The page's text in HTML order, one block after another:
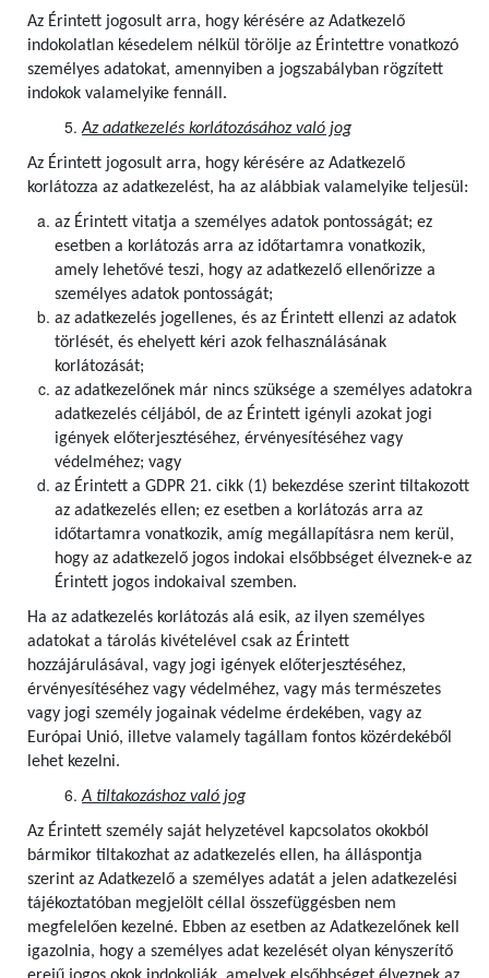
Az Érintett jogosult arra, hogy kérésére az Adatkezelő
indokolatlan késedelem nélkül törölje az Érintettre vonatkozó
személyes adatokat, amennyiben a jogszabályban rögzített
indokok valamelyike fennáll.
Az adatkezelés korlátozásához való jog
Az Érintett jogosult arra, hogy kérésére az Adatkezelő
korlátozza az adatkezelést, ha az alábbiak valamelyike teljesül:
az Érintett vitatja a személyes adatok pontosságát; ez
esetben a korlátozás arra az időtartamra vonatkozik,
amely lehetővé teszi, hogy az adatkezelő ellenőrizze a
személyes adatok pontosságát;
az adatkezelés jogellenes, és az Érintett ellenzi az adatok
törlését, és ehelyett kéri azok felhasználásának
korlátozását;
az adatkezelőnek már nincs szüksége a személyes adatokra
adatkezelés céljából, de az Érintett igényli azokat jogi
igények előterjesztéséhez, érvényesítéséhez vagy
védelméhez; vagy
az Érintett a GDPR 21. cikk (1) bekezdése szerint tiltakozott
az adatkezelés ellen; ez esetben a korlátozás arra az
időtartamra vonatkozik, amíg megállapításra nem kerül,
hogy az adatkezelő jogos indokai elsőbbséget élveznek-e az
Érintett jogos indokaival szemben.
Ha az adatkezelés korlátozás alá esik, az ilyen személyes
adatokat a tárolás kivételével csak az Érintett
hozzájárulásával, vagy jogi igények előterjesztéséhez,
érvényesítéséhez vagy védelméhez, vagy más természetes
vagy jogi személy jogainak védelme érdekében, vagy az
Európai Unió, illetve valamely tagállam fontos közérdekéből
lehet kezelni.
A tiltakozáshoz való jog
Az Érintett személy saját helyzetével kapcsolatos okokból
bármikor tiltakozhat az adatkezelés ellen, ha álláspontja
szerint az Adatkezelő a személyes adatát a jelen adatkezelési
tájékoztatóban megjelölt céllal összefüggésben nem
megfelelően kezelné. Ebben az esetben az Adatkezelőnek kell
igazolnia, hogy a személyes adat kezelését olyan kényszerítő